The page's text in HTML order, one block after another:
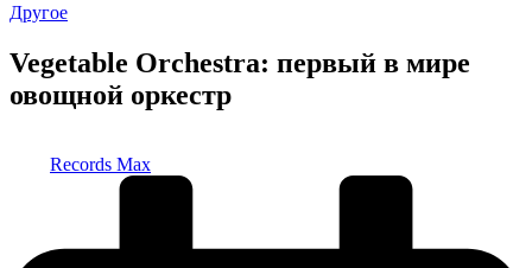
Опубликовано
Другое
Vegetable Orchestra: первый в мире
овощной оркестр
Records Max